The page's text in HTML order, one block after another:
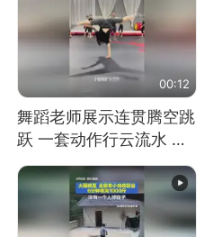
00:12
舞蹈老师展示连贯腾空跳
跃 一套动作行云流水 节
奏感拉满 网友：怎么做
到又舞又武的？